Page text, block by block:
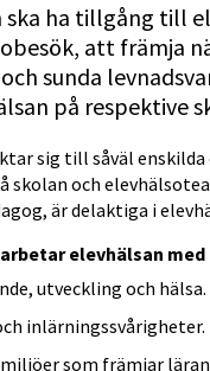
ska ha tillgång till
att främja
sunda
på respektive
sig till såväl
skolan och
är delaktiga i
elevhälsan
utveckling och hälsa.
inlärningssvårigheter.
som främjar